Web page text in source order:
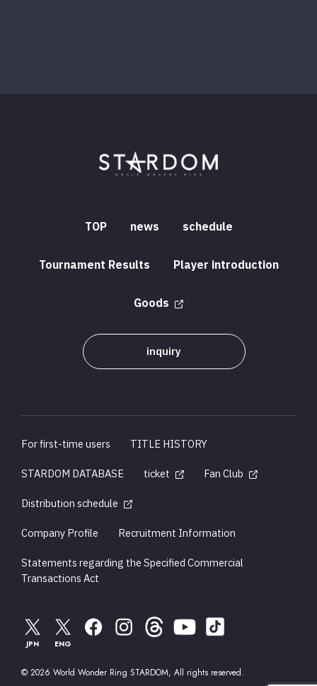
TOP news schedule
Tournament Results Player introduction
Goods
inquiry
For first-time users
TITLE HISTORY
STARDOM DATABASE
ticket
Fan Club
Distribution schedule
Company Profile
Recruitment Information
Statements regarding the Specified Commercial
Transactions Act
JPN ENG
© 2026 World Wonder Ring STARDOM, All rights reserved.